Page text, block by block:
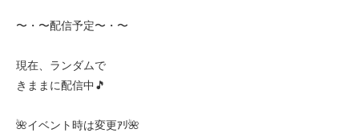
〜・〜配信予定〜・〜
現在、ランダムで
きままに配信中🎵
🌺イベント時は変更ｱﾘ🌺